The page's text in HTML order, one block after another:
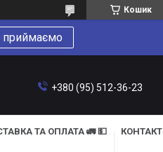
Кошик
приймаємо
+380 (95) 512-36-23
ТА ОПЛАТА 🚛 💵